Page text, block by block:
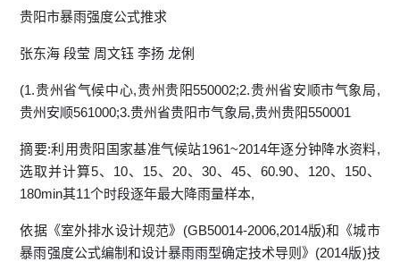
贵阳市暴雨强度公式推求
张东海 段莹 周文钰 李扬 龙俐
(1.贵州省气候中心,贵州贵阳550002;2.贵州省安顺市气象局,
贵州安顺561000;3.贵州省贵阳市气象局,贵州贵阳550001
摘要:利用贵阳国家基准气候站1961~2014年逐分钟降水资料,
选取并计算5、10、15、20、30、45、60.90、120、150、
180min其11个时段逐年最大降雨量样本,
依据《室外排水设计规范》(GB50014-2006,2014版)和《城市
暴雨强度公式编制和设计暴雨雨型确定技术导则》(2014版)技